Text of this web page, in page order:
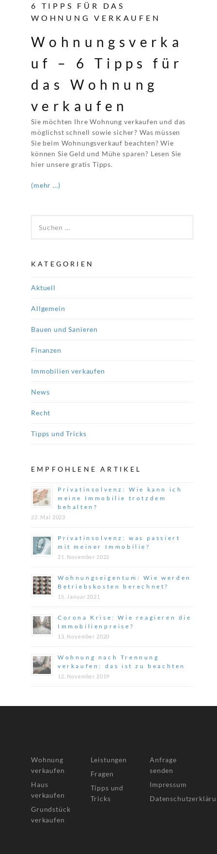
6 TIPPS FÜR DAS
WOHNUNG VERKAUFEN
Wohnungsverka
uf – 6 Tipps für
das Wohnung
verkaufen
Sie möchten Ihre Wohnung verkaufen und das
möglichst schnell sowie sicher? Was müssen
Sie beim Wohnungsverkauf beachten? Wie
können Sie Geld und Mühe sparen? Lesen Sie
hier unsere gratis Tipps.
(mehr …)
KATEGORIEN
Aktuell
Allgemein
Bauen und Sanieren
Finanzen
Immobilien verkaufen
News
Recht
Tipps und Tricks
EMPFOHLENE ARTIKEL
Privatinsolvenz: Wie kann ich
meine Immobilie trotzdem
behalten?
22. Mai 2023
Privatinsolvenz: was passiert
mit meiner Immobilie?
21. November 2022
Wohnungseigentum: Wie werden
Betriebskosten berechnet?
15. Januar 2021
Corona Krise: Wie reagieren die
Immobilienpreise?
13. November 2020
Wohnung nach Trennung
verkaufen: das ist zu beachten
12. November 2019
Wohnung
verkaufen
Haus
verkaufen
Grundstück
verkaufen
Leistungen
Fragen
Tipps und
Tricks
Anfrage
senden
Impressum